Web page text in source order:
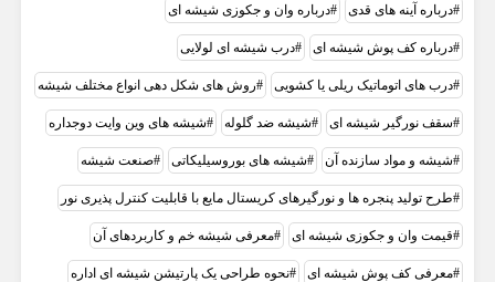
درباره آینه های قدی درباره وان و جکوزی شیشه ای
درباره کف پوش شیشه ای درب شیشه ای لولایی
درب های اتوماتیک ریلی یا کشویی روش های شکل دهی انواع مختلف شیشه
سقف نورگیر شیشه ای شیشه ضد گلوله شیشه های وین وایت دوجداره
شیشه و مواد سازنده آن شیشه‌ های بوروسیلیکاتی صنعت شیشه
طرح تولید پنجره ها و نورگیرهای کریستال مایع با قابلیت کنترل پذیری نور
قیمت وان و جکوزی شیشه ای معرفی شیشه خم و کاربردهای آن
معرفی کف پوش شیشه ای نحوه طراحی یک پارتیشن شیشه ای اداره